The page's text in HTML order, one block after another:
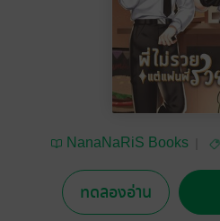
NanaNaRiS Books
ทดลองอ่าน